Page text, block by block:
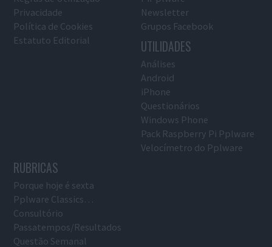
Privacidade
Política de Cookies
Estatuto Editorial
Newsletter
Grupos Facebook
UTILIDADES
Análises
Android
iPhone
Questionários
Windows Phone
Pack Raspberry Pi Pplware
Velocímetro do Pplware
RUBRICAS
Porque hoje é sexta
Pplware Classics…
Consultório
Passatempos/Resultados
Questão Semanal